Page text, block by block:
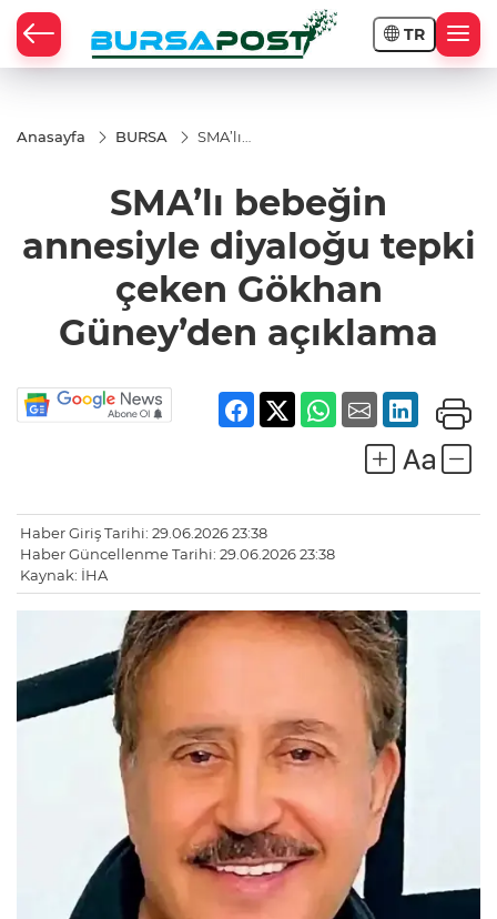
TR
Anasayfa BURSA
SMA’lı
diyaloğu
Gökhan
Güney’den
açıklama
SMA’lı bebeğin
annesiyle diyaloğu tepki
çeken Gökhan
Güney’den açıklama
Haber Giriş Tarihi: 29.06.2026 23:38
Haber Güncellenme Tarihi: 29.06.2026 23:38
Kaynak: İHA